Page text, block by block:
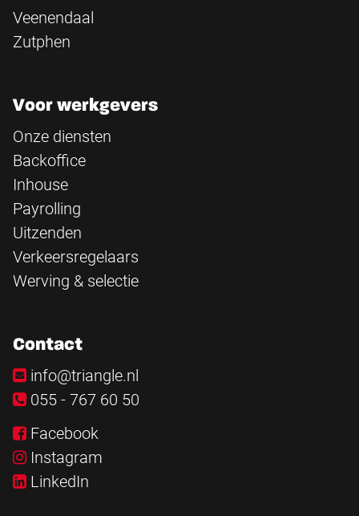
Veenendaal
Zutphen
Voor werkgevers
Onze diensten
Backoffice
Inhouse
Payrolling
Uitzenden
Verkeersregelaars
Werving & selectie
Contact
info@triangle.nl
055 - 767 60 50
Facebook
Instagram
LinkedIn